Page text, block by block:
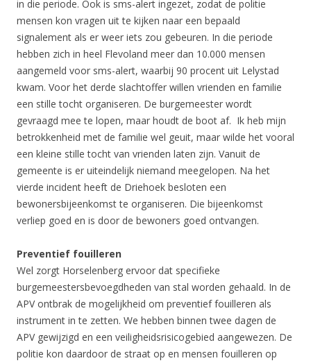
in die periode. Ook is sms-alert ingezet, zodat de politie
mensen kon vragen uit te kijken naar een bepaald
signalement als er weer iets zou gebeuren. In die periode
hebben zich in heel Flevoland meer dan 10.000 mensen
aangemeld voor sms-alert, waarbij 90 procent uit Lelystad
kwam. Voor het derde slachtoffer willen vrienden en familie
een stille tocht organiseren. De burgemeester wordt
gevraagd mee te lopen, maar houdt de boot af. Ik heb mijn
betrokkenheid met de familie wel geuit, maar wilde het vooral
een kleine stille tocht van vrienden laten zijn. Vanuit de
gemeente is er uiteindelijk niemand meegelopen. Na het
vierde incident heeft de Driehoek besloten een
bewonersbijeenkomst te organiseren. Die bijeenkomst
verliep goed en is door de bewoners goed ontvangen.
Preventief fouilleren
Wel zorgt Horselenberg ervoor dat specifieke
burgemeestersbevoegdheden van stal worden gehaald. In de
APV ontbrak de mogelijkheid om preventief fouilleren als
instrument in te zetten. We hebben binnen twee dagen de
APV gewijzigd en een veiligheidsrisicogebied aangewezen. De
politie kon daardoor de straat op en mensen fouilleren op